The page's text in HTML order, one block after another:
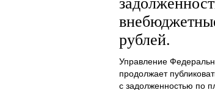
рублей.
Управление
продолжает
с задолженностью по